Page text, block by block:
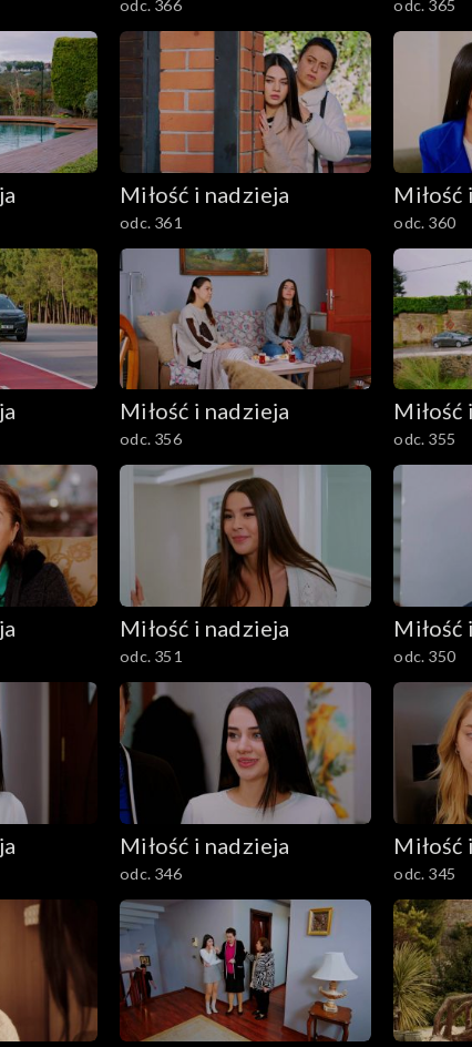
odc. 366 odc. 365
Miłość i nadzieja
odc. 361
Miłość
odc. 360
Miłość i nadzieja
odc. 356
Miłość
odc. 355
Miłość i nadzieja
odc. 351
Miłość
odc. 350
Miłość i nadzieja
odc. 346
Miłość
odc. 345